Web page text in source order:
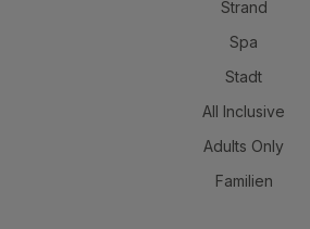
Spa
Stadt
All Inclusive
Adults Only
Familien